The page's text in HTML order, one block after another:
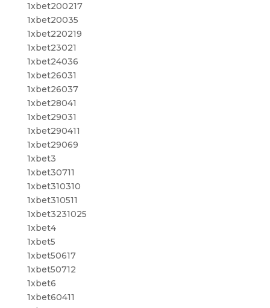
1xbet200217
1xbet20035
1xbet220219
1xbet23021
1xbet24036
1xbet26031
1xbet26037
1xbet28041
1xbet29031
1xbet290411
1xbet29069
1xbet3
1xbet30711
1xbet310310
1xbet310511
1xbet3231025
1xbet4
1xbet5
1xbet50617
1xbet50712
1xbet6
1xbet60411